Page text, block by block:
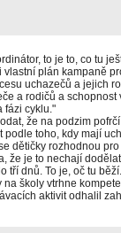
to je to, co tu
vlastní plán kampaně
uchazečů a jejich
a rodičů a
fázi cyklu."
že na podzim
podle toho, kdy mají
dětičky rozhodnou
že je to nechají
tří dnů. To je, oč tu běží.
na školy vtrhne
aktivit odhalil